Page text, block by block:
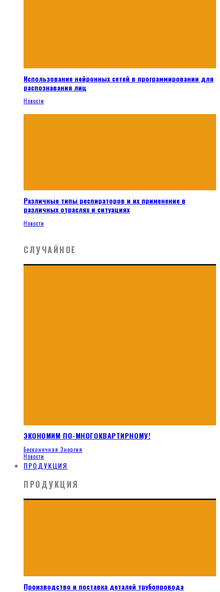
Использование нейронных сетей в программировании для
распознавания лиц
Новости
Различные типы респираторов и их применение в
различных отраслях и ситуациях
Новости
СЛУЧАЙНОЕ
ЭКОНОМИМ ПО-МНОГОКВАРТИРНОМУ!
Бесконечная Энергия
Новости
ПРОДУКЦИЯ
ПРОДУКЦИЯ
Производство и поставка деталей трубопровода